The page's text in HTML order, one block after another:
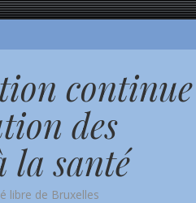
continue
des
la santé
libre de Bruxelles